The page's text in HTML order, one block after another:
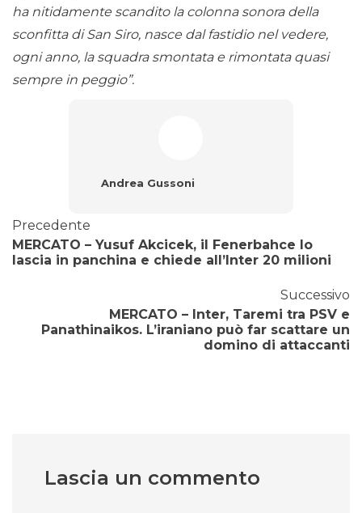
ha nitidamente scandito la colonna sonora della
sconfitta di San Siro, nasce dal fastidio nel vedere,
ogni anno, la squadra smontata e rimontata quasi
sempre in peggio”.
Andrea Gussoni
Precedente
MERCATO – Yusuf Akcicek, il Fenerbahce lo
lascia in panchina e chiede all’Inter 20 milioni
Successivo
MERCATO – Inter, Taremi tra PSV e
Panathinaikos. L’iraniano può far scattare un
domino di attaccanti
Lascia un commento